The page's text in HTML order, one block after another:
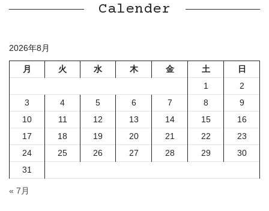
Calender
2026年8月
月 火 水 木 金 土
日
1
2
3
4 5 6 7 8
9
10
11 12 13 14 15
16
17
18 19 20 21 22
23
24
25 26 27 28 29
30
31
« 7月